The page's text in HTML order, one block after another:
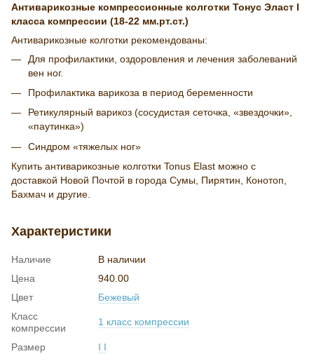
Антиварикозные компрессионные колготки Тонус Эласт I
класса компрессии (18-22 мм.рт.ст.)
Антиварикозные колготки рекомендованы:
Для профилактики, оздоровления и лечения заболеваний
вен ног.
Профилактика варикоза в период беременности
Ретикулярный варикоз (сосудистая сеточка, «звездочки»,
«паутинка»)
Синдром «тяжелых ног»
Купить антиварикозные колготки Tonus Elast можно с
доставкой Новой Почтой в города Сумы, Пирятин, Конотоп,
Бахмач и другие.
Характеристики
Наличие
В наличии
Цена
940.00
Цвет
Бежевый
Класс
компрессии
1 класс компрессии
Размер
I I